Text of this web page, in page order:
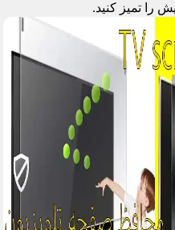
را تمیز کنید.